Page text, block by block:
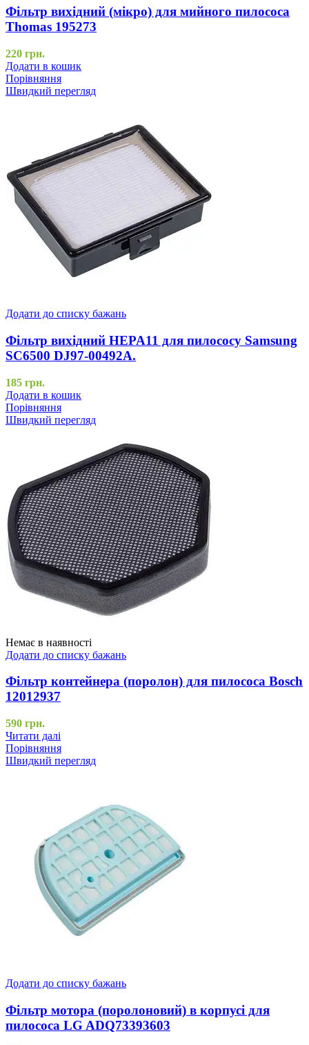
Фільтр вихідний (мікро) для мийного пилососа
Thomas 195273
220 грн.
Додати в кошик
Порівняння
Швидкий перегляд
Додати до списку бажань
Фільтр вихідний HEPA11 для пилососу Samsung
SC6500 DJ97-00492A.
185 грн.
Додати в кошик
Порівняння
Швидкий перегляд
Немає в наявності
Додати до списку бажань
Фільтр контейнера (поролон) для пилососа Bosch
12012937
590 грн.
Читати далі
Порівняння
Швидкий перегляд
Додати до списку бажань
Фільтр мотора (поролоновий) в корпусі для
пилососа LG ADQ73393603